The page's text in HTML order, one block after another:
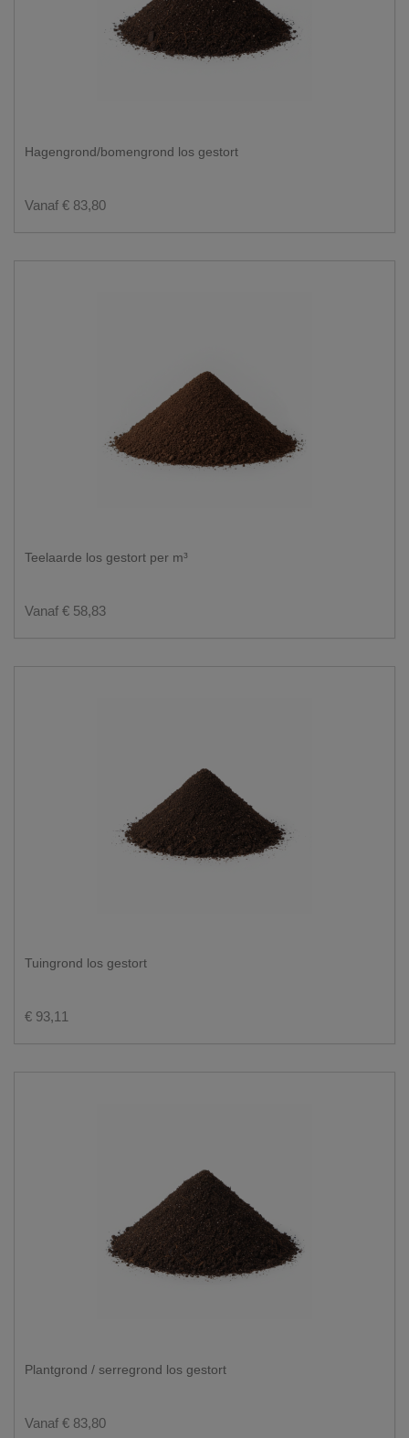
Hagengrond/bomengrond los gestort
Vanaf € 83,80
Teelaarde los gestort per m³
Vanaf € 58,83
Tuingrond los gestort
€ 93,11
Plantgrond / serregrond los gestort
Vanaf € 83,80